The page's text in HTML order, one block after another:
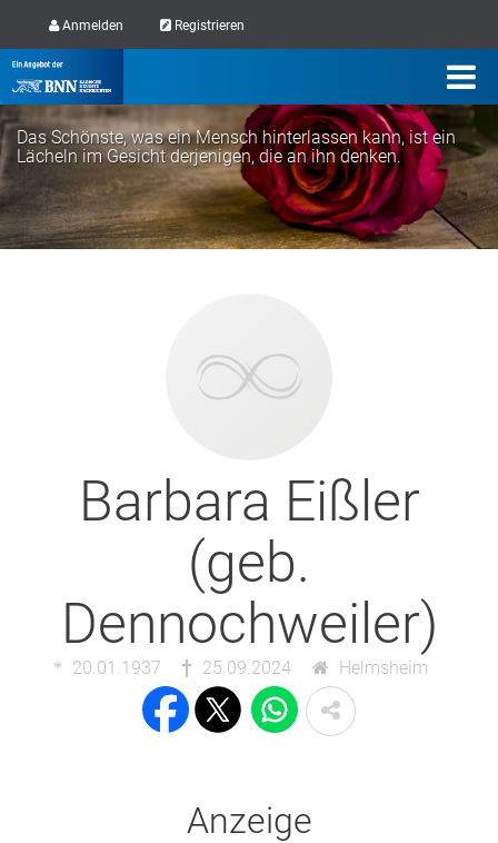
Anmelden Registrieren
Das Schönste, was ein Mensch hinterlassen kann, ist ein
Lächeln im Gesicht derjenigen, die an ihn denken.
Barbara Eißler
(geb.
Dennochweiler)
20.01.1937 25.09.2024 Helmsheim
Anzeige